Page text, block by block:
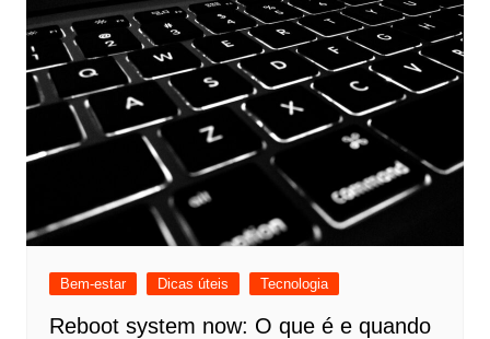
Bem-estar Dicas úteis Tecnologia
Reboot system now: O que é e quando